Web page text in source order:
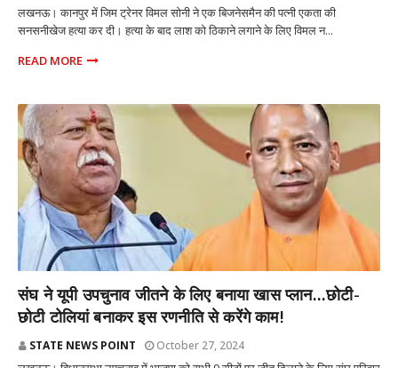
लखनऊ। कानपुर में जिम ट्रेनर विमल सोनी ने एक बिजनेसमैन की पत्नी एकता की
सनसनीखेज हत्या कर दी। हत्या के बाद लाश को ठिकाने लगाने के लिए विमल न...
READ MORE
संघ ने यूपी उपचुनाव जीतने के लिए बनाया खास प्लान...छोटी-
छोटी टोलियां बनाकर इस रणनीति से करेंगे काम!
STATE NEWS POINT October 27, 2024